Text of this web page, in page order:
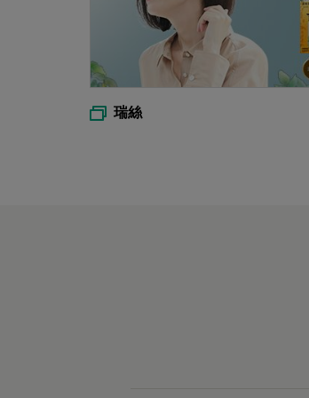
瑞絲